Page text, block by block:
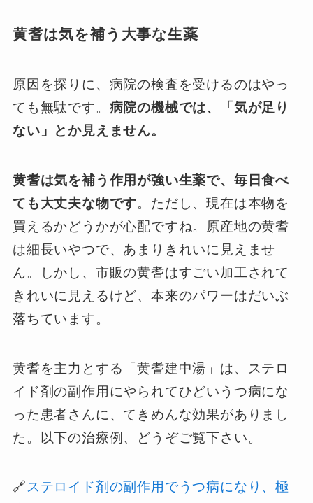
黄耆は気を補う大事な生薬
原因を探りに、病院の検査を受けるのはやっ
ても無駄です。 病院の機械では、「気が足り
ない」とか見えません。
黄耆は気を補う作用が強い生薬で、毎日食べ
ても大丈夫な物です。ただし、現在は本物を
買えるかどうかが心配ですね。原産地の黄耆
は細長いやつで、あまりきれいに見えませ
ん。しかし、市販の黄耆はすごい加工されて
きれいに見えるけど、本来のパワーはだいぶ
落ちています。
黄耆を主力とする「黄耆建中湯」は、ステロ
イド剤の副作用にやられてひどいうつ病にな
った患者さんに、てきめんな効果がありまし
た。以下の治療例、どうぞご覧下さい。
🔗ステロイド剤の副作用でうつ病になり、極